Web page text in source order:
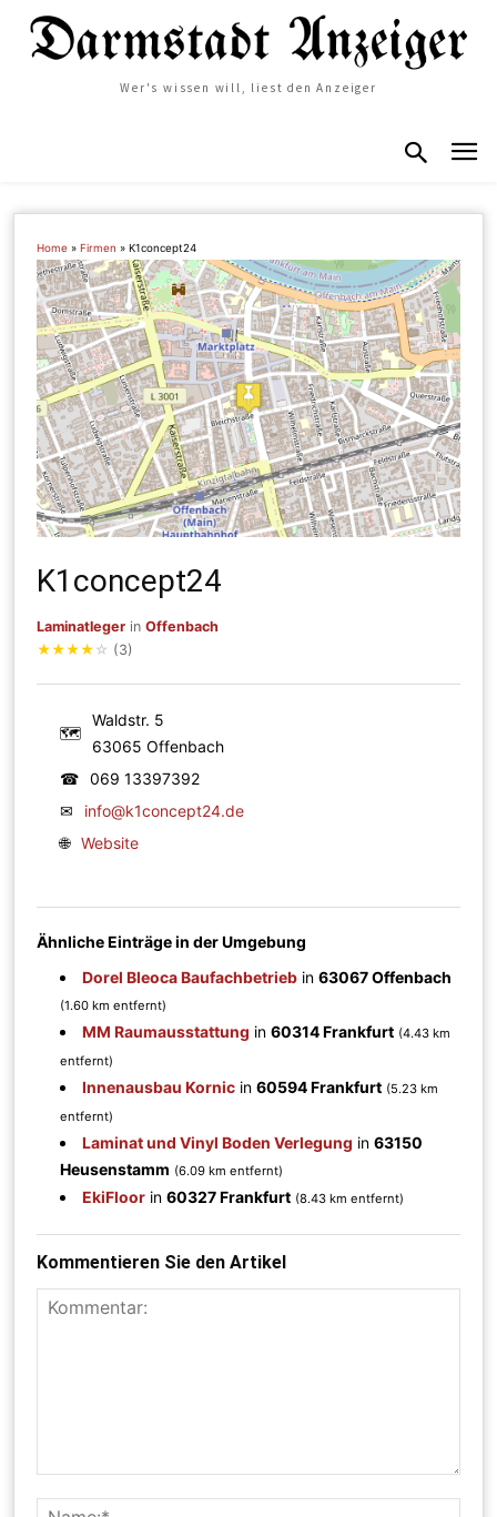
Wer's wissen will, liest den Anzeiger
Home »Firmen »K1concept24
K1concept24
Laminatleger inOffenbach
★★★★ ☆ (3)
🗺
Waldstr. 5
63065 Offenbach
☎
069 13397392
✉
info@k1concept24.de
🌐 Website
Ähnliche Einträge in der Umgebung
Dorel Bleoca Baufachbetrieb in63067 Offenbach
(1.60 km entfernt)
MM Raumausstattung in60314 Frankfurt (4.43 km
entfernt)
Innenausbau Kornic in60594 Frankfurt (5.23 km
entfernt)
Laminat und Vinyl Boden Verlegung in63150
Heusenstamm (6.09 km entfernt)
EkiFloor in60327 Frankfurt (8.43 km entfernt)
Kommentieren Sie den Artikel